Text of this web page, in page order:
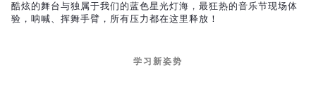
酷炫的舞台与独属于我们的蓝色星光灯海，最狂热的音乐节现场体
验，呐喊、挥舞手臂，所有压力都在这里释放！
学习新姿势